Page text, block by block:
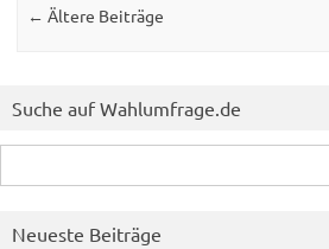
← Ältere Beiträge
Suche auf Wahlumfrage.de
nach:
Neueste Beiträge